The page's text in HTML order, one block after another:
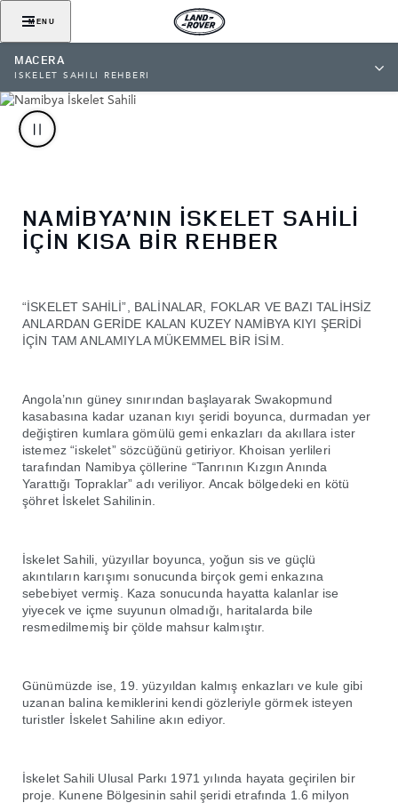
MENU
MACERA
İSKELET SAHİLİ REHBERİ
NAMİBYA’NIN İSKELET SAHİLİ
İÇİN KISA BİR REHBER
“İSKELET SAHİLİ”, BALİNALAR, FOKLAR VE BAZI TALİHSİZ
ANLARDAN GERİDE KALAN KUZEY NAMİBYA KIYI ŞERİDİ
İÇİN TAM ANLAMIYLA MÜKEMMEL BİR İSİM.
Angola’nın güney sınırından başlayarak Swakopmund
kasabasına kadar uzanan kıyı şeridi boyunca, durmadan yer
değiştiren kumlara gömülü gemi enkazları da akıllara ister
istemez “iskelet” sözcüğünü getiriyor. Khoisan yerlileri
tarafından Namibya çöllerine “Tanrının Kızgın Anında
Yarattığı Topraklar” adı veriliyor. Ancak bölgedeki en kötü
şöhret İskelet Sahilinin.
İskelet Sahili, yüzyıllar boyunca, yoğun sis ve güçlü
akıntıların karışımı sonucunda birçok gemi enkazına
sebebiyet vermiş. Kaza sonucunda hayatta kalanlar ise
yiyecek ve içme suyunun olmadığı, haritalarda bile
resmedilmemiş bir çölde mahsur kalmıştır.
Günümüzde ise, 19. yüzyıldan kalmış enkazları ve kule gibi
uzanan balina kemiklerini kendi gözleriyle görmek isteyen
turistler İskelet Sahiline akın ediyor.
İskelet Sahili Ulusal Parkı 1971 yılında hayata geçirilen bir
proje. Kunene Bölgesinin sahil şeridi etrafında 1.6 milyon